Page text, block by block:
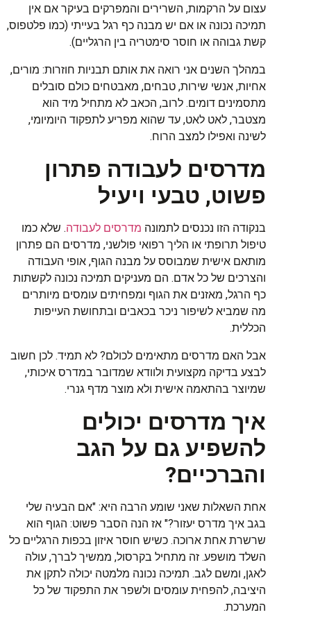
עצום על הרקמות, השרירים והמפרקים בעיקר אם אין
תמיכה נכונה או אם יש מבנה כף רגל בעייתי (כמו פלטפוס,
קשת גבוהה או חוסר סימטריה בין הרגליים).
במהלך השנים אני רואה את אותם תבניות חוזרות: מורים,
אחיות, אנשי שירות, טבחים, מאבטחים כולם סובלים
מתסמינים דומים. לרוב, הכאב לא מתחיל מיד הוא
מצטבר, לאט לאט, עד שהוא מפריע לתפקוד היומיומי,
לשינה ואפילו למצב הרוח.
מדרסים לעבודה פתרון
פשוט, טבעי ויעיל
בנקודה הזו נכנסים לתמונה מדרסים לעבודה. שלא כמו
טיפול תרופתי או הליך רפואי פולשני, מדרסים הם פתרון
מותאם אישית שמבוסס על מבנה הגוף, אופי העבודה
והצרכים של כל אדם. הם מעניקים תמיכה נכונה לקשתות
כף הרגל, מאזנים את הגוף ומפחיתים עומסים מיותרים
מה שמביא לשיפור ניכר בכאבים ובתחושת העייפות
הכללית.
אבל האם מדרסים מתאימים לכולם? לא תמיד. לכן חשוב
לבצע בדיקה מקצועית ולוודא שמדובר במדרס איכותי,
שמיוצר בהתאמה אישית ולא מוצר מדף גנרי.
איך מדרסים יכולים
להשפיע גם על הגב
והברכיים?
אחת השאלות שאני שומע הרבה היא: "אם הבעיה שלי
בגב איך מדרס יעזור?" אז הנה הסבר פשוט: הגוף הוא
שרשרת אחת ארוכה. כשיש חוסר איזון בכפות הרגליים כל
השלד מושפע. זה מתחיל בקרסול, ממשיך לברך, עולה
לאגן, ומשם לגב. תמיכה נכונה מלמטה יכולה לתקן את
היציבה, להפחית עומסים ולשפר את התפקוד של כל
המערכת.